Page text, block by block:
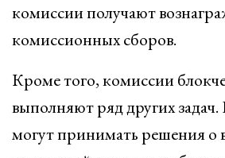
комиссии получают
комиссионных сборов.
Кроме того, комиссии
выполняют ряд других
могут принимать решения о